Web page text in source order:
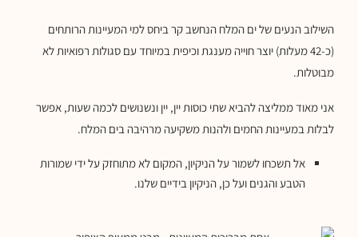
השילוב הנעים של ים המלח הנחשב קר ביחס למי המעיינות הרותחים
(כ-42 מעלות) יוצר חוייה מענגת וכיפית במיוחד עם סגולות רפואיות לא
מבוטלות.
אני מאוד ממליצה להביא שתי כוסות יין, יין ונשנושים לכמה שעות, אפשר
לבלות במעיינות החמים ולהנות משקיעה מרהיבה בים המלח.
אל תשכחו לשמור על הניקיון, המקום לא מתוחזק על ידי שמורות
הטבע והגנים ועל כן, הניקיון בידיים שלנו.